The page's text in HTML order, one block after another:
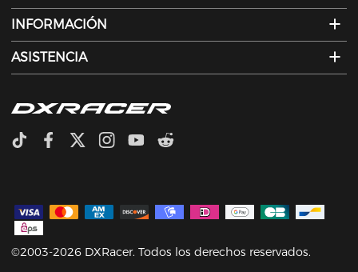
INFORMACIÓN
ASISTENCIA
©2003-2026 DXRacer. Todos los derechos reservados.